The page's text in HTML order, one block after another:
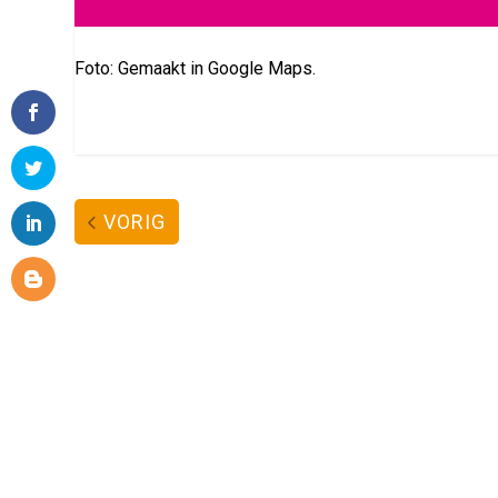
Foto: Gemaakt in Google Maps.
VORIG